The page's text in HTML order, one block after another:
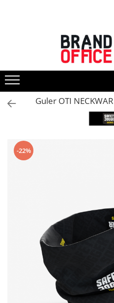
Unitate Protejata - PRODUCTIE
Hartie copiator si produse
tipografice
Produse consumabile din
Detergenti si dezinfectanti
Agende, calendare si
Hartie si articole din hartie
Bibliorafturi, caiete mecanice,
separatoare
Capsatoare, capse si
Caiete si blocnotesuri
Dosare, folii protectie si mape
Accesorii diverse pentru birou
Guler OTI
-22%